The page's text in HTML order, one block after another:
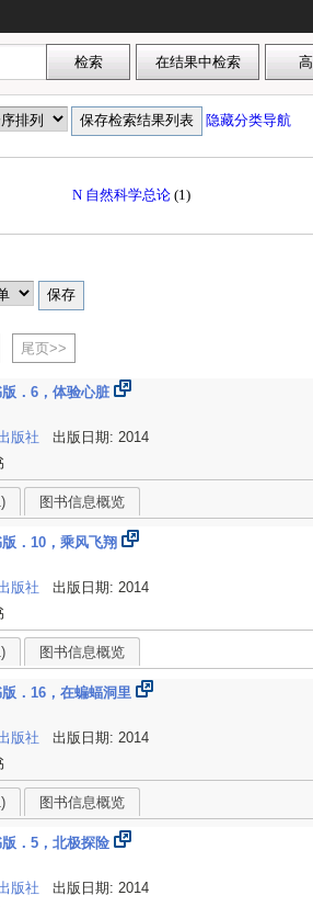
隐藏分类导航
N 自然科学总论(1)
尾页>>
．6，体验心脏
版社
出版日期: 2014
图书信息概览
．10，乘风飞翔
版社
出版日期: 2014
图书信息概览
．16，在蝙蝠洞里
版社
出版日期: 2014
图书信息概览
．5，北极探险
版社
出版日期: 2014